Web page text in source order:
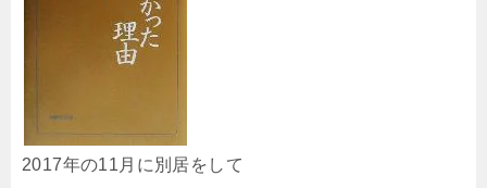
2017年の11月に別居をして